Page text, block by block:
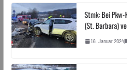
Stmk: Bei
(St. Barbara)
16. Januar 2024